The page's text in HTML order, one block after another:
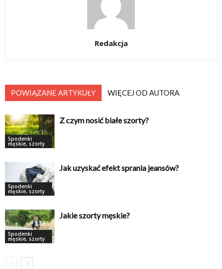
Redakcja
POWIĄZANE ARTYKUŁY WIĘCEJ OD AUTORA
Spodenki
męskie, szorty
Z czym nosić białe szorty?
Spodenki
męskie, szorty
Jak uzyskać efekt sprania jeansów?
Spodenki
męskie, szorty
Jakie szorty męskie?